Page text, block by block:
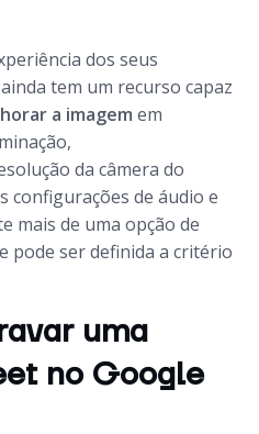
dos seus
tem um recurso capaz
a imagem em
da câmera do
configurações de áudio e
mais de uma opção de
pode ser definida a critério
uma
no Google